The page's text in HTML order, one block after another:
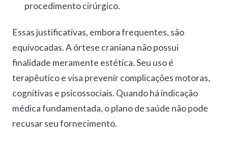
procedimento cirúrgico.
Essas justificativas, embora frequentes, são
equivocadas. A órtese craniana não possui
finalidade meramente estética. Seu uso é
terapêutico e visa prevenir complicações motoras,
cognitivas e psicossociais. Quando há indicação
médica fundamentada, o plano de saúde não pode
recusar seu fornecimento.